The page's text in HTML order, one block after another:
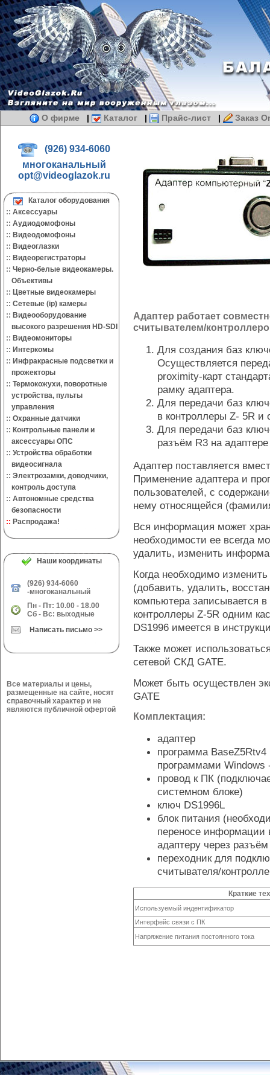
О фирме | Каталог | Прайс-лист | Заказ
(926) 934-6060
многоканальный
opt@videoglazok.ru
Каталог оборудования
:: Аксессуары
:: Аудиодомофоны
:: Видеодомофоны
:: Видеоглазки
:: Видеорегистраторы
:: Черно-белые видеокамеры.
Объективы
:: Цветные видеокамеры
:: Сетевые (ip) камеры
:: Видеооборудование
высокого разрешения HD-SDI
:: Видеомониторы
:: Интеркомы
:: Инфракрасные подсветки и
прожекторы
:: Термокожухи, поворотные
устройства, пульты
управления
:: Охранные датчики
:: Контрольные панели и
аксессуары ОПС
:: Устройства обработки
видеосигнала
:: Электрозамки, доводчики,
контроль доступа
:: Автономные средства
безопасности
:: Распродажа!
Наши координаты
(926) 934-6060
-многоканальный
Пн - Пт: 10.00 - 18.00
Сб - Вс: выходные
Написать письмо >>
Все материалы и цены,
размещенные на сайте, носят
справочный характер и не
являются публичной офертой
Адаптер работает
считывателем/
Для создания баз
Осуществляется
proximity-карт
рамку адаптера.
Для передачи баз
в контроллеры Z- 5R и
Для передачи баз
разъём R3 на
Адаптер поставляется
Применение адаптера и
пользователей, с
нему относящейся
Вся информация может
необходимости ее всегда
удалить, изменить
Когда необходимо
(добавить, удалить,
компьютера записывается
контроллеры Z-5R одним
DS1996 имеется в
Также может
сетевой СКД GATE.
Может быть осуществлен
GATE
Комплектация:
адаптер
программа BaseZ5Rtv4
программами Windows
провод к ПК
системном блоке)
ключ DS1996L
блок питания
переносе информации
адаптеру через
переходник для
считывателя/
Краткие
Используемый индентификатор
Интерфейс связи с ПК
Напряжение питания постоянного тока